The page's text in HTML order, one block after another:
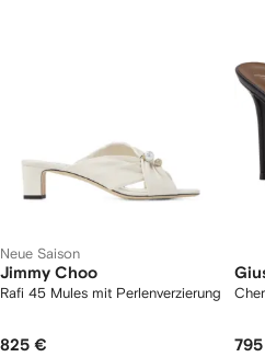
Neue Saison
Jimmy Choo
Rafi 45 Mules mit Perlenverzierung
825 €